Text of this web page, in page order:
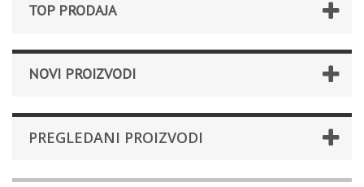
TOP PRODAJA
NOVI PROIZVODI
PREGLEDANI PROIZVODI